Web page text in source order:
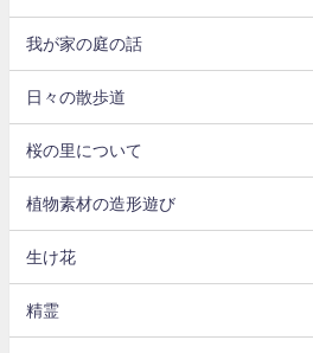
我が家の庭の話
日々の散歩道
桜の里について
植物素材の造形遊び
生け花
精霊